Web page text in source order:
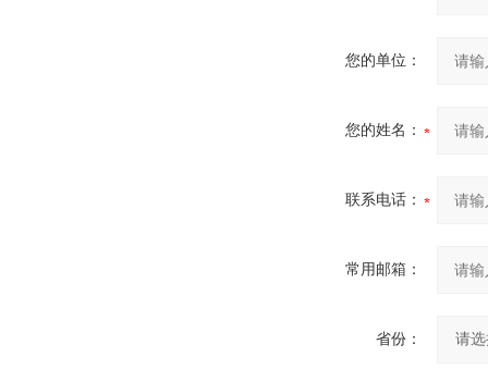
您的单位：
您的姓名：
联系电话：
常用邮箱：
省份：